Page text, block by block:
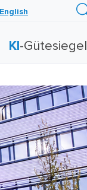
English
KI -Gütesiegel